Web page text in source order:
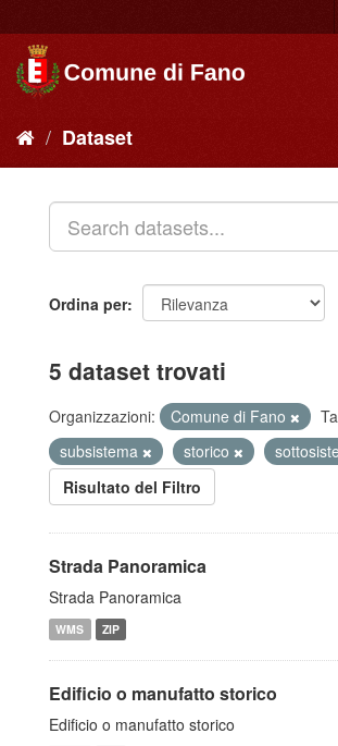
Dataset
Ordina per
5 dataset trovati
Organizzazioni: Comune di Fano
subsistema
storico
Risultato del Filtro
Strada Panoramica
Strada Panoramica
WMS ZIP
Edificio o manufatto storico
Edificio o manufatto storico